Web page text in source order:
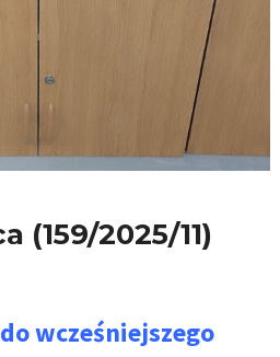
(159/2025/11)
wcześniejszego